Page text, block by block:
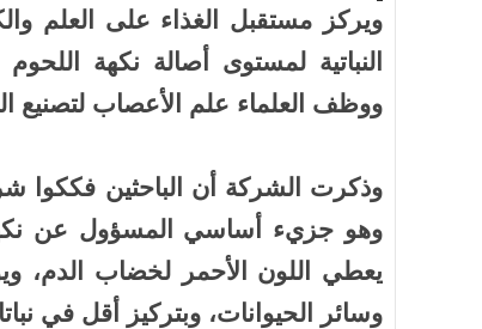
ويركز مستقبل الغذاء على العلم
النباتية لمستوى أصالة نكهة
ووظف العلماء علم الأعصاب لتصنيع
وذكرت الشركة أن الباحثين فككوا
وهو جزيء أساسي المسؤول عن نكهة
يعطي اللون الأحمر لخضاب الدم،
وسائر الحيوانات، وبتركيز أقل في